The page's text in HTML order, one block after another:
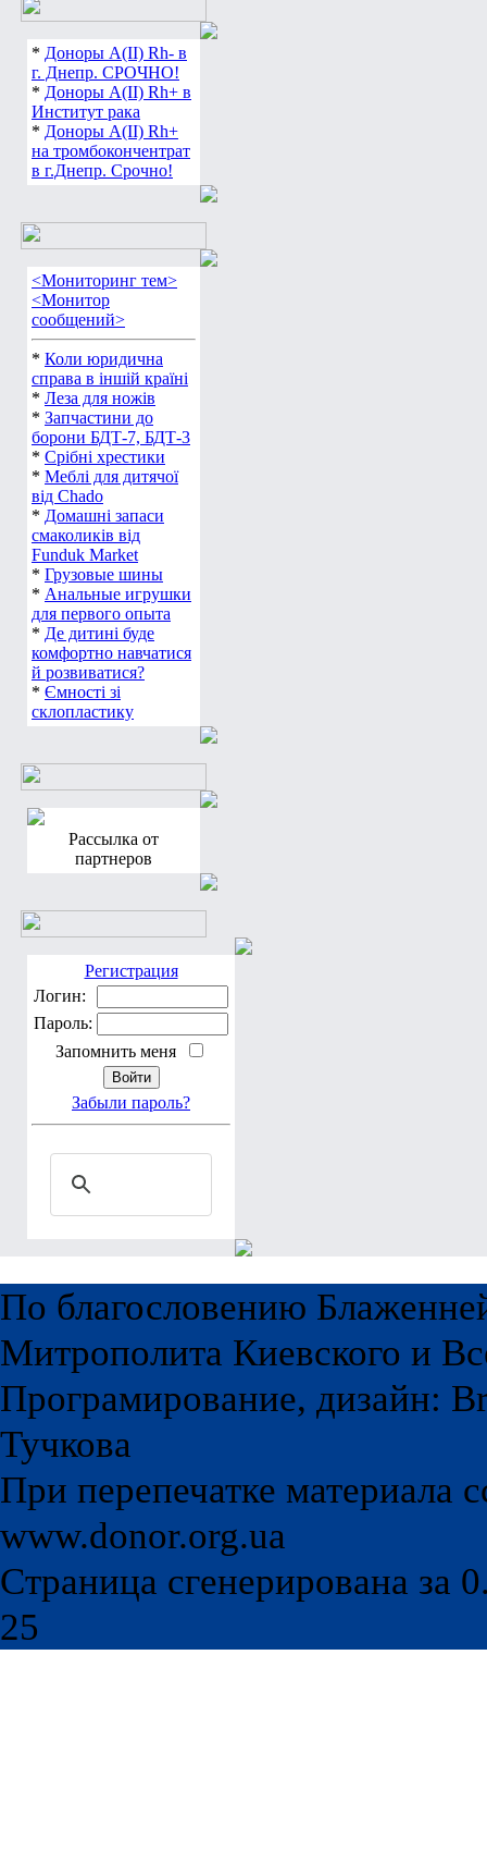
* Доноры А(ІІ) Rh- в
г. Днепр. СРОЧНО!
* Доноры А(ІІ) Rh+ в
Институт рака
* Доноры А(ІІ) Rh+
на тромбокончентрат
в г.Днепр. Срочно!
<Мониторинг тем>
<Монитор
сообщений>
* Коли юридична
справа в іншій країні
* Леза для ножів
* Запчастини до
борони БДТ-7, БДТ-3
* Срібні хрестики
* Меблі для дитячої
від Chado
* Домашні запаси
смаколиків від
Funduk Market
* Грузовые шины
* Анальные игрушки
для первого опыта
* Де дитині буде
комфортно навчатися
й розвиватися?
* Ємності зі
склопластику
Рассылка от
партнеров
Регистрация
Логин:
Пароль:
Запомнить меня
Забыли пароль?
По благословению
Митрополита Киевского и
Програмирование, дизайн:
Тучкова
При перепечатке материала
www.donor.org.ua
Страница сгенерирована за
25